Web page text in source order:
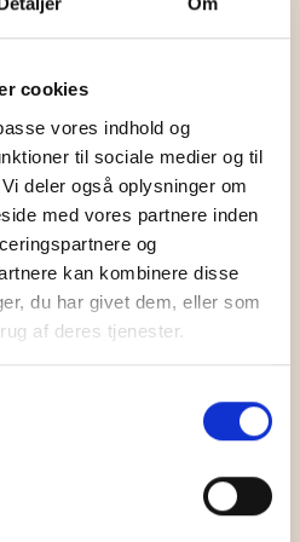
cookies
vores indhold og
til sociale medier og til
deler også oplysninger om
med vores partnere inden
og
kan kombinere disse
du har givet dem, eller som
af deres tjenester.